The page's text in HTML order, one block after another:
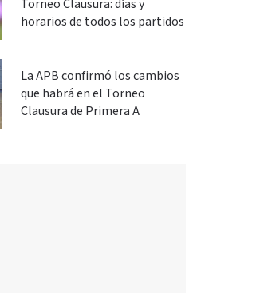
Torneo Clausura: días y
horarios de todos los partidos
La APB confirmó los cambios
que habrá en el Torneo
Clausura de Primera A